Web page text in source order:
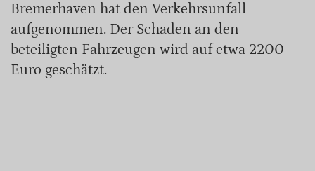
Bremerhaven hat den Verkehrsunfall
aufgenommen. Der Schaden an den
beteiligten Fahrzeugen wird auf etwa 2200
Euro geschätzt.